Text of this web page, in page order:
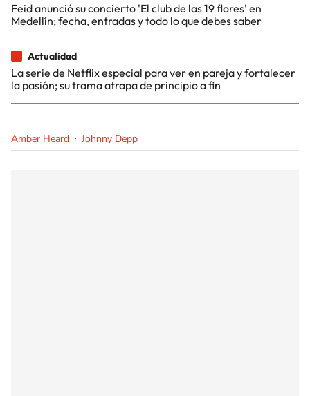
Feid anunció su concierto 'El club de las 19 flores' en
Medellín; fecha, entradas y todo lo que debes saber
Actualidad
La serie de Netflix especial para ver en pareja y fortalecer
la pasión; su trama atrapa de principio a fin
Amber Heard Johnny Depp